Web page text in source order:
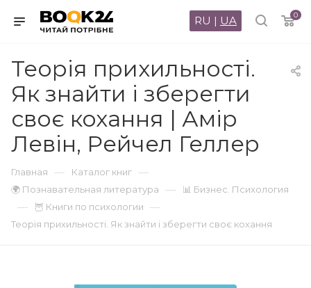
0
RU | UA
Теорія прихильності.
Як знайти і зберегти
своє кохання | Амір
Левін, Рейчел Геллер
Главная — Каталог книг —
🌍 Познавательная литература — 📊 Бизнес. Психология
— 🦉 Книги по психологии —
Теорія прихильності. Як знайти і зберегти своє кохання